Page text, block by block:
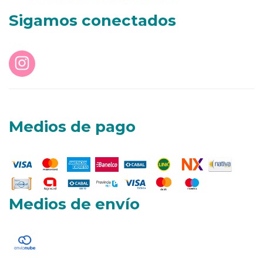
Sigamos conectados
Medios de pago
Medios de envío